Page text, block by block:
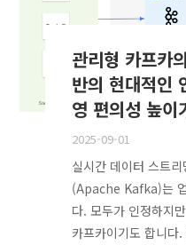
관리형 카프카
반의 현대적인
영 편의성 높이
2025-09-01
실시간 데이터 스트
(Apache Kafka)는
다. 모두가 인정하지
카프카이기도 합니다